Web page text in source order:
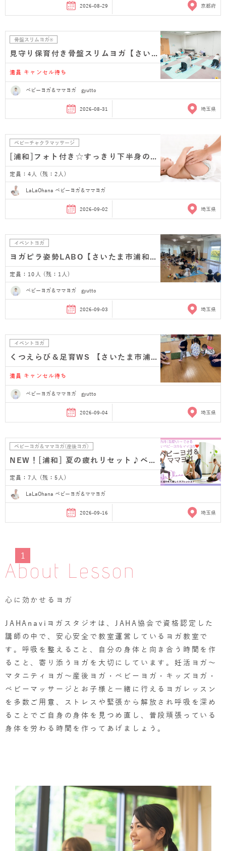
2026-08-29 京都府
骨盤スリムヨガ®
見守り保育付き骨盤スリムヨガ【さいたま市浦和 産…
満員 キャンセル待ち
ベビーヨガ＆ママヨガ gyutto
2026-08-31 埼玉県
ベビーチャクラマッサージ
[浦和]フォト付き☆すっきり下半身のベビーマッサージ…
定員：4人 (残：2人)
LaLaOhana ベビーヨガ＆ママヨガ
2026-09-02 埼玉県
イベントヨガ
ヨガピラ姿勢LABO【さいたま市浦和産後ヨガ】
定員：10人 (残：1人)
ベビーヨガ＆ママヨガ gyutto
2026-09-03 埼玉県
イベントヨガ
くつえらび＆足育WS 【さいたま市浦和】
満員 キャンセル待ち
ベビーヨガ＆ママヨガ gyutto
2026-09-04 埼玉県
ベビーヨガ＆ママヨガ(産後ヨガ)
NEW！[浦和] 夏の疲れリセット♪ベビーヨガ＆ママヨガ…
定員：7人 (残：5人)
LaLaOhana ベビーヨガ＆ママヨガ
2026-09-16 埼玉県
1
About Lesson
心に効かせるヨガ
JAHAnaviヨガスタジオは、JAHA協会で資格認定した
講師の中で、安心安全で教室運営しているヨガ教室で
す。呼吸を整えること、自分の身体と向き合う時間を作
ること、寄り添うヨガを大切にしています。妊活ヨガ～
マタニティヨガ～産後ヨガ・ベビーヨガ・キッズヨガ・
ベビーマッサージとお子様と一緒に行えるヨガレッスン
を多数ご用意、ストレスや緊張から解放され呼吸を深め
ることでご自身の身体を見つめ直し、普段頑張っている
身体を労わる時間を作ってあげましょう。